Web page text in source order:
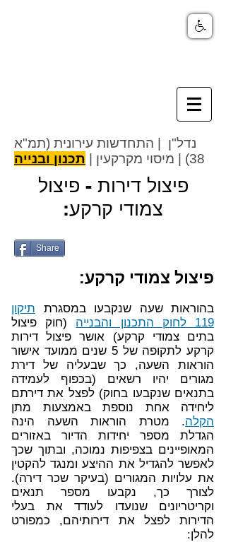
נדל"ן | התחדשות עירונית (תמ"א
38) |
מיסוי מקרקעין | תכנון ובנייה
פיצול דירות - פיצול
צמודי קרקע:
Share
פיצול צמודי קרקע:
בהוראות שעה שנקבעו במסגרת תיקון
119 לחוק התכנון והבנייה
(חוק פיצול
בתים צמודי קרקע) אושר פיצול דירות
קרקע לתקופה של 5 שנים ממועד אישור
הוראות השעה, כך שבעליה של דירת
מגורים יהיו רשאים (בכפוף לעמידה
בתנאים שנקבעו בחוק) לפצל את דירתם
ליחידה אחת נוספת באמצעות מתן
הקלה. מטרת הוראות השעה הינה
הגדלת מספר יחידות הדיור באזורים
המאופיינים בצפיפות נמוכה, ובתוך שכך
לאפשר להגדיל את ההיצע ומנגד להקטין
את עלויות המגורים (בעיקר שכר דירה).
לצורך כך, נקבעו מספר תנאים
וקריטריונים שנועדו לעודד את בעלי
הדירות לפצל את דירותיהם, כמפורט
להלן: